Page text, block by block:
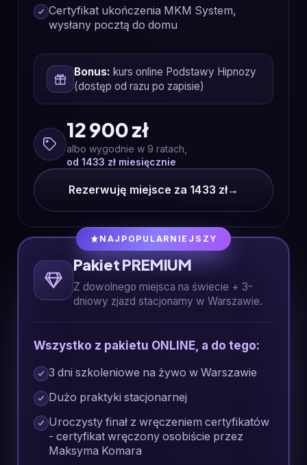
Certyfikat ukończenia MKM System,
wysłany pocztą do domu
Bonus: kurs online Podstawy Hipnozy
(dostęp od razu po zapisie)
12 900 zł
albo wygodnie w 9 ratach,
od 1433 zł miesięcznie
Rezerwuję miejsce za 1433 zł→
NAJPOPULARNIEJSZY
Pakiet PREMIUM
Z dowolnego miejsca na świecie + 3-
dniowy zjazd stacjonarny w Warszawie.
Wszystko z pakietu ONLINE, a do tego:
3 dni szkoleniowe na żywo w Warszawie
Dużo praktyki stacjonarnej
Uroczysty finał z wręczeniem certyfikatów
- certyfikat wręczony osobiście przez
Maksyma Komara